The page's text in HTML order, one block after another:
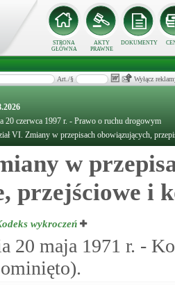
STRONA
GŁÓWNA
AKTY
PRAWNE
DOKUMENTY
Art./§ Wyłącz
20 czerwca 1997 r. - Prawo o ruchu drogowym
VI. Zmiany w przepisach obowiązujących,
w
przejściowe i
wykroczeń
20 maja 1971 r. -